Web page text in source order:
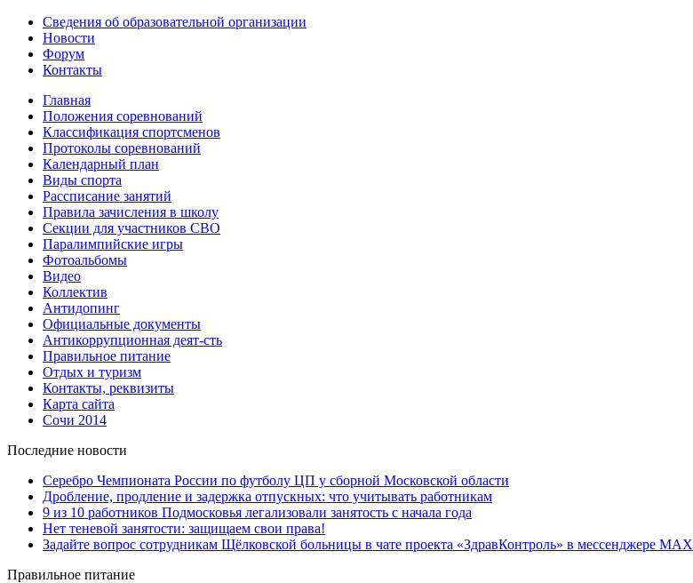
Сведения об образовательной организации
Новости
Форум
Контакты
Главная
Положения соревнований
Классификация спортсменов
Протоколы соревнований
Календарный план
Виды спорта
Рассписание занятий
Правила зачисления в школу
Секции для участников СВО
Паралимпийские игры
Фотоальбомы
Видео
Коллектив
Антидопинг
Официальные документы
Антикоррупционная деят-сть
Правильное питание
Отдых и туризм
Контакты, реквизиты
Карта сайта
Сочи 2014
Последние новости
Серебро Чемпионата России по футболу ЦП у сборной Московской области
Дробление, продление и задержка отпускных: что учитывать работникам
9 из 10 работников Подмосковья легализовали занятость с начала года
Нет теневой занятости: защищаем свои права!
Задайте вопрос сотрудникам Щёлковской больницы в чате проекта «ЗдравКонтроль» в мессенджере МАХ
Правильное питание